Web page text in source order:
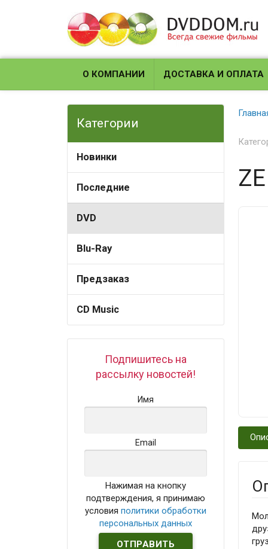
О КОМПАНИИ ДОСТАВКА И ОПЛАТА
Категории
Новинки
Последние
DVD
Blu-Ray
Предзаказ
CD Music
Подпишитесь на
рассылку новостей!
Имя
Email
Нажимая на кнопку
подтверждения, я принимаю
условияполитики обработки
персональных данных